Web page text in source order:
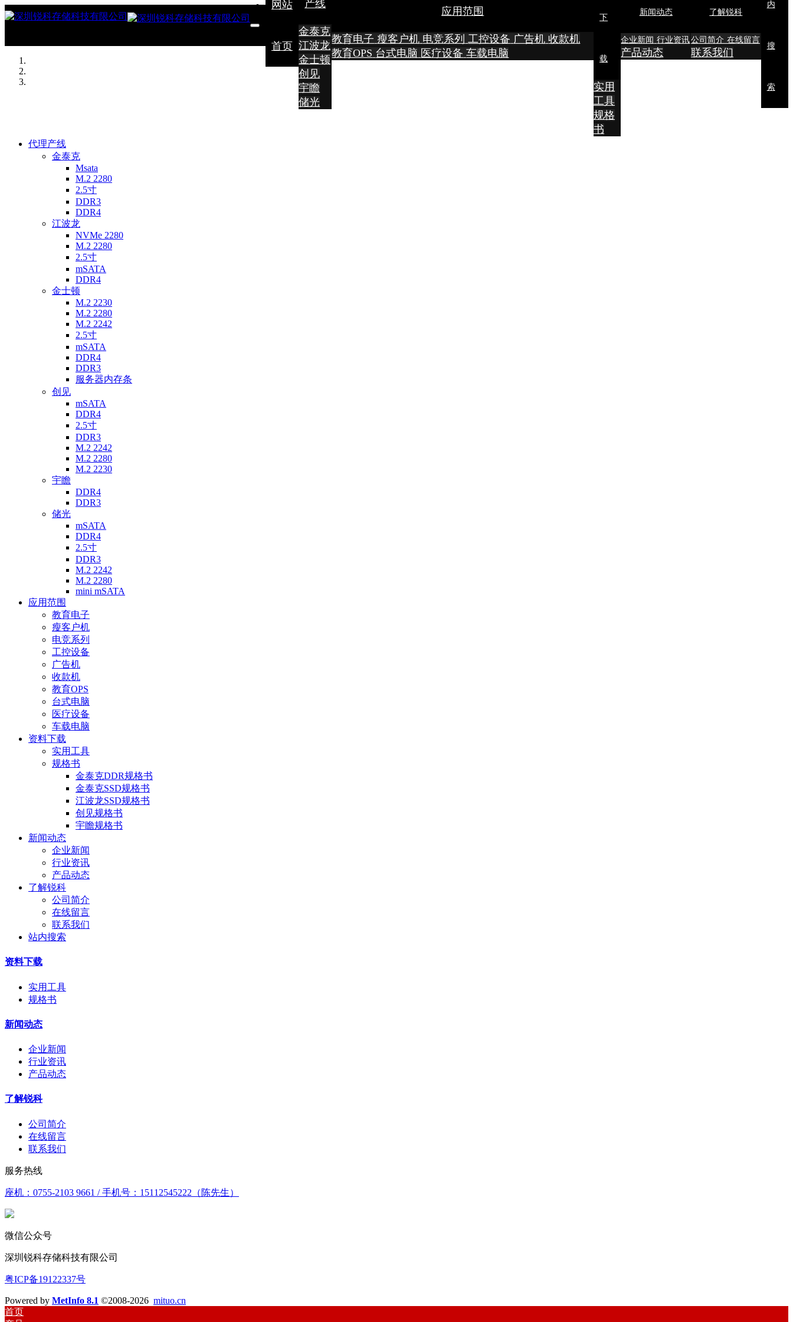
网站
首页
产线
金泰克
江波龙
金士顿
创见
宇瞻
储光
应用范围
教育电子 瘦客户机 电竞系列 工控设备 广告机 收款机
教育OPS 台式电脑 医疗设备 车载电脑
下
载
实用
工具
规格
书
新闻动态
企业新闻 行业资讯
产品动态
了解锐科
公司简介 在线留言
联系我们
内
搜
索
代理产线
金泰克
Msata
M.2 2280
2.5寸
DDR3
DDR4
江波龙
NVMe 2280
M.2 2280
2.5寸
mSATA
DDR4
金士顿
M.2 2230
M.2 2280
M.2 2242
2.5寸
mSATA
DDR4
DDR3
服务器内存条
创见
mSATA
DDR4
2.5寸
DDR3
M.2 2242
M.2 2280
M.2 2230
宇瞻
DDR4
DDR3
储光
mSATA
DDR4
2.5寸
DDR3
M.2 2242
M.2 2280
mini mSATA
应用范围
教育电子
瘦客户机
电竞系列
工控设备
广告机
收款机
教育OPS
台式电脑
医疗设备
车载电脑
资料下载
实用工具
规格书
金泰克DDR规格书
金泰克SSD规格书
江波龙SSD规格书
创见规格书
宇瞻规格书
新闻动态
企业新闻
行业资讯
产品动态
了解锐科
公司简介
在线留言
联系我们
站内搜索
资料下载
实用工具
规格书
新闻动态
企业新闻
行业资讯
产品动态
了解锐科
公司简介
在线留言
联系我们
服务热线
座机：0755-2103 9661 / 手机号：15112545222（陈先生）
微信公众号
深圳锐科存储科技有限公司
粤ICP备19122337号
Powered by MetInfo 8.1 ©2008-2026 mituo.cn
首页